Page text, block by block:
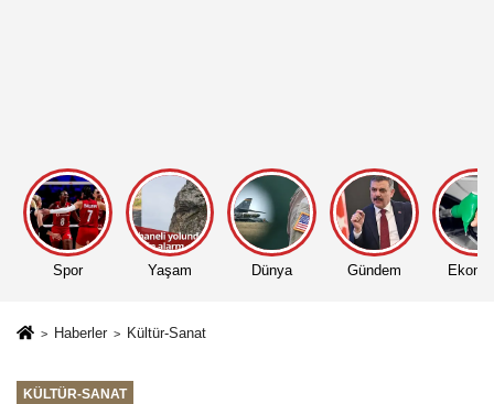
Spor Yaşam Dünya Gündem
Haberler Kültür-Sanat
KÜLTÜR-SANAT